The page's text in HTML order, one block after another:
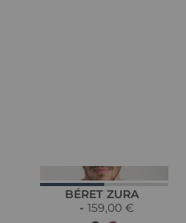
BÉRET ZURA
159,00 €